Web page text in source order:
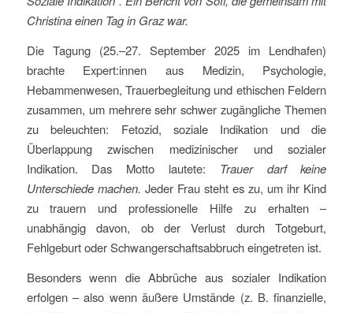
Christina einen Tag in Graz war.
Die Tagung (25.–27. September 2025 im Lendhafen)
brachte Expert:innen aus Medizin, Psychologie,
Hebammenwesen, Trauerbegleitung und ethischen Feldern
zusammen, um mehrere sehr schwer zugängliche Themen
zu beleuchten: Fetozid, soziale Indikation und die
Überlappung zwischen medizinischer und sozialer
Indikation. Das Motto lautete: Trauer darf keine
Unterschiede machen. Jeder Frau steht es zu, um ihr Kind
zu trauern und professionelle Hilfe zu erhalten –
unabhängig davon, ob der Verlust durch Totgeburt,
Fehlgeburt oder Schwangerschaftsabbruch eingetreten ist.
Besonders wenn die Abbrüche aus sozialer Indikation
erfolgen – also wenn äußere Umstände (z. B. finanzielle,